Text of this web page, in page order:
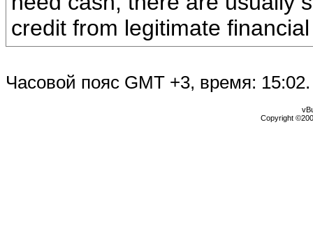
credit from legitimate
Часовой пояс GMT +3, время: 15:02.
Copyright